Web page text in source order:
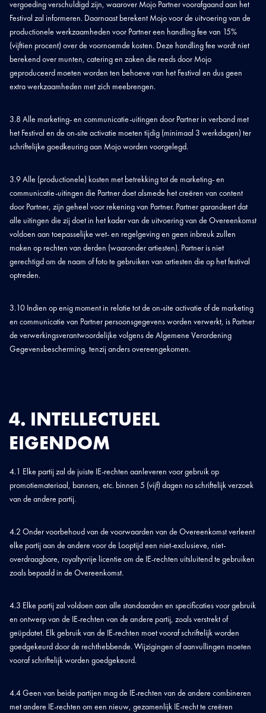
vergoeding verschuldigd zijn, waarover Mojo Partner voorafgaand aan het
Festival zal informeren. Daarnaast berekent Mojo voor de uitvoering van de
productionele werkzaamheden voor Partner een handling fee van 15%
(vijftien procent) over de voornoemde kosten. Deze handling fee wordt niet
berekend over munten, catering en zaken die reeds door Mojo
geproduceerd moeten worden ten behoeve van het Festival en dus geen
extra werkzaamheden met zich meebrengen.
3.8 Alle marketing- en communicatie-uitingen door Partner in verband met
het Festival en de on-site activatie moeten tijdig (minimaal 3 werkdagen) ter
schriftelijke goedkeuring aan Mojo worden voorgelegd.
3.9 Alle (productionele) kosten met betrekking tot de marketing- en
communicatie-uitingen die Partner doet alsmede het creëren van content
door Partner, zijn geheel voor rekening van Partner. Partner garandeert dat
alle uitingen die zij doet in het kader van de uitvoering van de Overeenkomst
voldoen aan toepasselijke wet- en regelgeving en geen inbreuk zullen
maken op rechten van derden (waaronder artiesten). Partner is niet
gerechtigd om de naam of foto te gebruiken van artiesten die op het festival
optreden.
3.10 Indien op enig moment in relatie tot de on-site activatie of de marketing
en communicatie van Partner persoonsgegevens worden verwerkt, is Partner
de verwerkingsverantwoordelijke volgens de Algemene Verordening
Gegevensbescherming, tenzij anders overeengekomen.
4. INTELLECTUEEL
EIGENDOM
4.1 Elke partij zal de juiste IE-rechten aanleveren voor gebruik op
promotiemateriaal, banners, etc. binnen 5 (vijf) dagen na schriftelijk verzoek
van de andere partij.
4.2 Onder voorbehoud van de voorwaarden van de Overeenkomst verleent
elke partij aan de andere voor de Looptijd een niet-exclusieve, niet-
overdraagbare, royaltyvrije licentie om de IE-rechten uitsluitend te gebruiken
zoals bepaald in de Overeenkomst.
4.3 Elke partij zal voldoen aan alle standaarden en specificaties voor gebruik
en ontwerp van de IE-rechten van de andere partij, zoals verstrekt of
geüpdatet. Elk gebruik van de IE-rechten moet vooraf schriftelijk worden
goedgekeurd door de rechthebbende. Wijzigingen of aanvullingen moeten
vooraf schriftelijk worden goedgekeurd.
4.4 Geen van beide partijen mag de IE-rechten van de andere combineren
met andere IE-rechten om een nieuw, gezamenlijk IE-recht te creëren